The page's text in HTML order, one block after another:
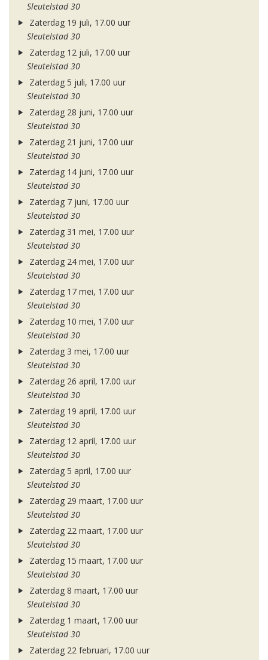
Sleutelstad 30
Zaterdag 19 juli, 17.00 uur
Sleutelstad 30
Zaterdag 12 juli, 17.00 uur
Sleutelstad 30
Zaterdag 5 juli, 17.00 uur
Sleutelstad 30
Zaterdag 28 juni, 17.00 uur
Sleutelstad 30
Zaterdag 21 juni, 17.00 uur
Sleutelstad 30
Zaterdag 14 juni, 17.00 uur
Sleutelstad 30
Zaterdag 7 juni, 17.00 uur
Sleutelstad 30
Zaterdag 31 mei, 17.00 uur
Sleutelstad 30
Zaterdag 24 mei, 17.00 uur
Sleutelstad 30
Zaterdag 17 mei, 17.00 uur
Sleutelstad 30
Zaterdag 10 mei, 17.00 uur
Sleutelstad 30
Zaterdag 3 mei, 17.00 uur
Sleutelstad 30
Zaterdag 26 april, 17.00 uur
Sleutelstad 30
Zaterdag 19 april, 17.00 uur
Sleutelstad 30
Zaterdag 12 april, 17.00 uur
Sleutelstad 30
Zaterdag 5 april, 17.00 uur
Sleutelstad 30
Zaterdag 29 maart, 17.00 uur
Sleutelstad 30
Zaterdag 22 maart, 17.00 uur
Sleutelstad 30
Zaterdag 15 maart, 17.00 uur
Sleutelstad 30
Zaterdag 8 maart, 17.00 uur
Sleutelstad 30
Zaterdag 1 maart, 17.00 uur
Sleutelstad 30
Zaterdag 22 februari, 17.00 uur